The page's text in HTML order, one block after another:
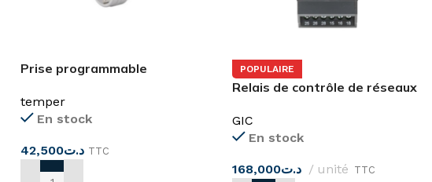
Prise programmable
temper
En stock
د.ت42,500 TTC
POPULAIRE
Relais de contrôle de réseaux
GIC
En stock
د.ت168,000 unité TTC